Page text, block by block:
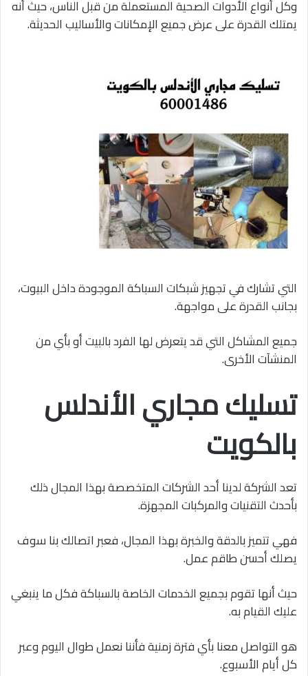
وكل أنواع الأدوات الصحية المستعملة من قبل الناس، حيث أنه
يمتلك القدرة على عرض جميع الإمكانات والأساليب الحديثة.
التي تشارك في تجهيز شبكات السباكة الموجودة داخل البيوت،
بجانب القدرة على مواجهة.
جميع المشاكل التي قد يتعرض لها الفرد بالبيت أو بأي من
المنشآت الأخرى.
تسليك مجاري الأندلس
بالكويت
تعد الشركة لدينا أحد الشركات المتخصصة بهذا المجال ذلك
بأحدث التقنيات والمركبات المجهزة.
فهي تتميز بالدقة والخبرة بهذا المجال، فعبر اتصالك بنا سوف
يصلك أحسن طاقم عمل.
حيث أنها تقوم بجميع الخدمات الخاصة بالسباكة فكل ما ينبغي
عليك القيام به.
هو التواصل معنا بأي فترة زمنية فأننا نعمل طوال اليوم وعبر
كل أيام الأسبوع.